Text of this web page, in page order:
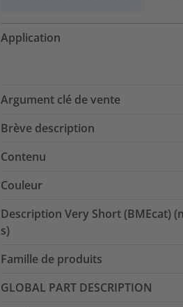
Application
Argument clé de vente
Brève description
Contenu
Couleur
Description Very Short (BMEcat)
s)
Famille de produits
GLOBAL PART DESCRIPTION